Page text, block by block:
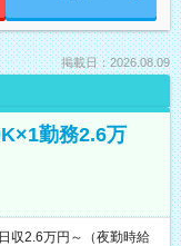
掲載日：2026.08.09
勤務2.6万
2.6万円～（夜勤時給